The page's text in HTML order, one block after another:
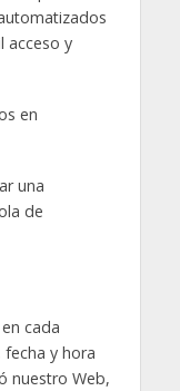
acceso y
en
una
de
cada
fecha y hora
nuestro Web,